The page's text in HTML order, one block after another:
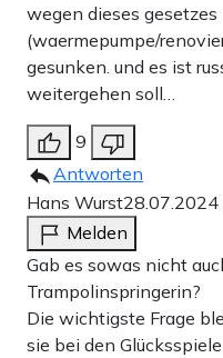
wegen dieses gesetzes
(waermepumpe/
gesunken. und es ist
weitergehen soll…
9
Antworten
Hans Wurst28.07.2024
Melden
Gab es sowas nicht
Trampolinspringerin?
Die wichtigste Frage
sie bei den